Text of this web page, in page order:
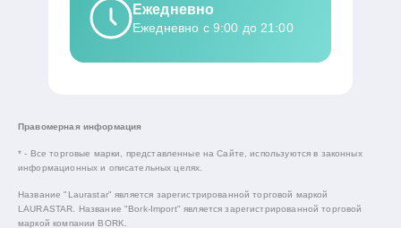
Ежедневно
Ежедневно с 9:00 до 21:00
Правомерная информация
* - Все торговые марки, представленные на Сайте, используются в законных
информационных и описательных целях.
Название "Laurastar" является зарегистрированной торговой маркой
LAURASTAR. Название "Bork-Import" является зарегистрированной торговой
маркой компании BORK.